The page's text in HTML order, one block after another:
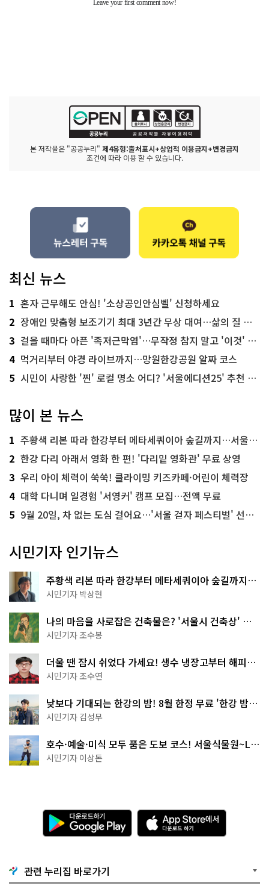
본 저작물은 "공공누리" 제4유형:출처표시+상업적 이용금지+변경금지
조건에 따라 이용 할 수 있습니다.
최신 뉴스
1 혼자 근무해도 안심! '소상공인안심벨' 신청하세요
2 장애인 맞춤형 보조기기 최대 3년간 무상 대여…삶의 질 높인다
3 걸을 때마다 아픈 '족저근막염'…무작정 참지 말고 '이것' 해보세요!
4 먹거리부터 야경 라이브까지…망원한강공원 알짜 코스
5 시민이 사랑한 '찐' 로컬 명소 어디? '서울에디션25' 추천 코스
많이 본 뉴스
1 주황색 리본 따라 한강부터 메타세쿼이아 숲길까지…서울둘레길 15코스
2 한강 다리 아래서 영화 한 편! '다리밑 영화관' 무료 상영
3 우리 아이 체력이 쑥쑥! 클라이밍 키즈카페·어린이 체력장
4 대학 다니며 일경험 '서영커' 캠프 모집…전액 무료
5 9월 20일, 차 없는 도심 걸어요…'서울 걷자 페스티벌' 선착순 5천명
시민기자 인기뉴스
주황색 리본 따라 한강부터 메타세쿼이아 숲길까지…
서울둘레길 15코스
시민기자 박상현
나의 마음을 사로잡은 건축물은? '서울시 건축상' 수
상작 공개!
시민기자 조수봉
더울 땐 잠시 쉬었다 가세요! 생수 냉장고부터 해피소
·무더위쉼터까지
시민기자 조수연
낮보다 기대되는 한강의 밤! 8월 한정 무료 '한강 밤
핑' 예약은?
시민기자 김성무
호수·예술·미식 모두 품은 도보 코스! 서울식물원~LG
아트센터~마곡테라스거리
시민기자 이상돈
다
운
로
기
G
A
p
p
관련 누리집 바로가기